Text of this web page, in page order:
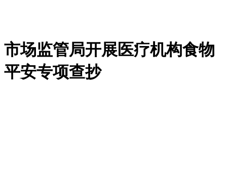
市场监管局开展医疗机构食物
平安专项查抄